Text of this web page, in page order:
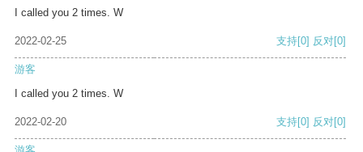
I called you 2 times. W
2022-02-25 支持[0] 反对[0]
游客
I called you 2 times. W
2022-02-20 支持[0] 反对[0]